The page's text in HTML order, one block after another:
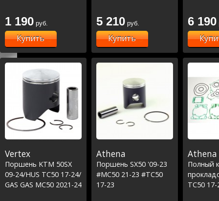
23 (25-1135)
1 190 руб.
Купить
5 210 руб.
Купить
6 190
Vertex
Поршень KTM 50SX
09-24/HUS TC50 17-24/
GAS GAS MC50 2021-24
Athena
Поршень SX50 '09-23
#MC50 21-23 #TC50
17-23
Athena
Полный
TC50